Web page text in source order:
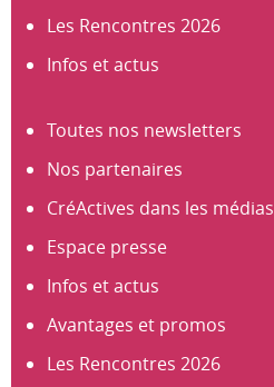
Les Rencontres 2026
Infos et actus
Toutes nos newsletters
Nos partenaires
CréActives dans les médias
Espace presse
Infos et actus
Avantages et promos
Les Rencontres 2026